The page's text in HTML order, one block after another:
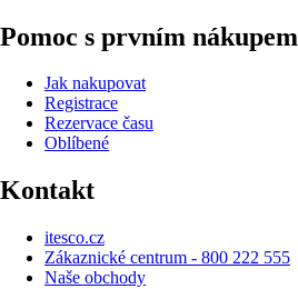
Pomoc s prvním nákupem
Jak nakupovat
Registrace
Rezervace času
Oblíbené
Kontakt
itesco.cz
Zákaznické centrum - 800 222 555
Naše obchody